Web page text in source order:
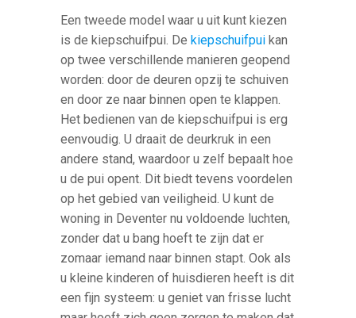
Een tweede model waar u uit kunt kiezen
is de kiepschuifpui. De kiepschuifpui kan
op twee verschillende manieren geopend
worden: door de deuren opzij te schuiven
en door ze naar binnen open te klappen.
Het bedienen van de kiepschuifpui is erg
eenvoudig. U draait de deurkruk in een
andere stand, waardoor u zelf bepaalt hoe
u de pui opent. Dit biedt tevens voordelen
op het gebied van veiligheid. U kunt de
woning in Deventer nu voldoende luchten,
zonder dat u bang hoeft te zijn dat er
zomaar iemand naar binnen stapt. Ook als
u kleine kinderen of huisdieren heeft is dit
een fijn systeem: u geniet van frisse lucht